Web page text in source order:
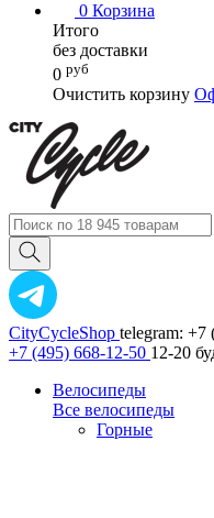
0 Корзина
Итого
без доставки
0 руб
Очистить корзину
CityCycleShop telegram: +7
+7 (495) 668-12-50 12-20
Велосипеды
Все велосипеды
Горные